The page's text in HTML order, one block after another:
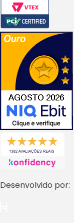
Desenvolvido por: